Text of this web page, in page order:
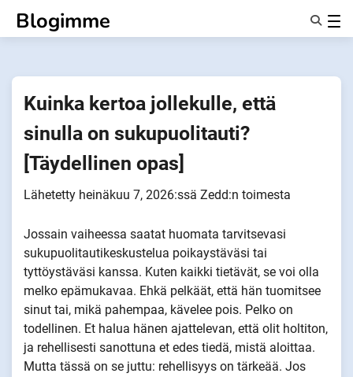
sisältöön
Blogimme
Tietoa Meistä
Kuinka kertoa jollekulle, että
sinulla on sukupuolitauti?
[Täydellinen opas]
Lähetetty heinäkuu 7, 2026:ssä Zedd:n toimesta
Jossain vaiheessa saatat huomata tarvitsevasi
sukupuolitautikeskustelua poikaystäväsi tai
tyttöystäväsi kanssa. Kuten kaikki tietävät, se voi olla
melko epämukavaa. Ehkä pelkäät, että hän tuomitsee
sinut tai, mikä pahempaa, kävelee pois. Pelko on
todellinen. Et halua hänen ajattelevan, että olit holtiton,
ja rehellisesti sanottuna et edes tiedä, mistä aloittaa.
Mutta tässä on se juttu: rehellisyys on tärkeää. Jos